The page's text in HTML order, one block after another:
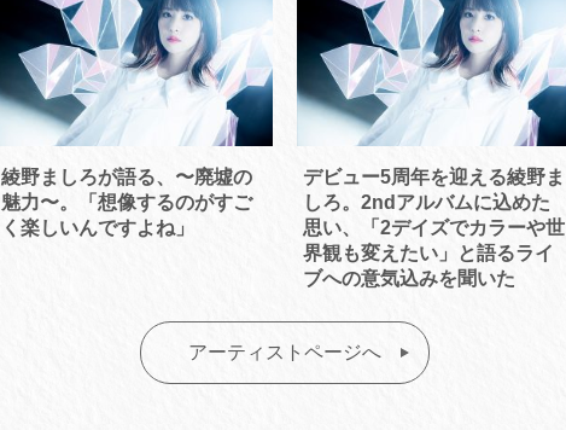
綾野ましろが語る、〜廃墟の
魅力〜。「想像するのがすご
く楽しいんですよね」
デビュー5周年を迎える綾野ま
しろ。2ndアルバムに込めた
思い、「2デイズでカラーや世
界観も変えたい」と語るライ
ブへの意気込みを聞いた
アーティストページへ